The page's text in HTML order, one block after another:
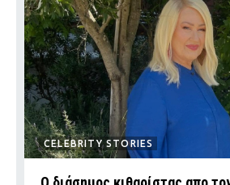
CELEBRITY STORIES